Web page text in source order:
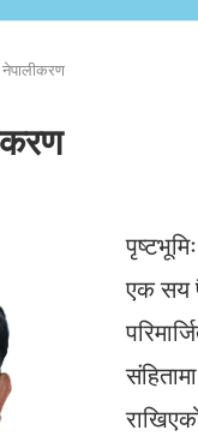
नेपालीकरण
पृष्टभूमिः
एक सय